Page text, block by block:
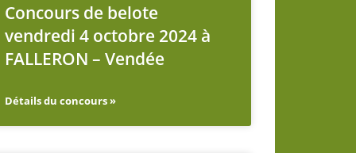
Concours de belote
vendredi 4 octobre 2024 à
FALLERON – Vendée
Détails du concours »